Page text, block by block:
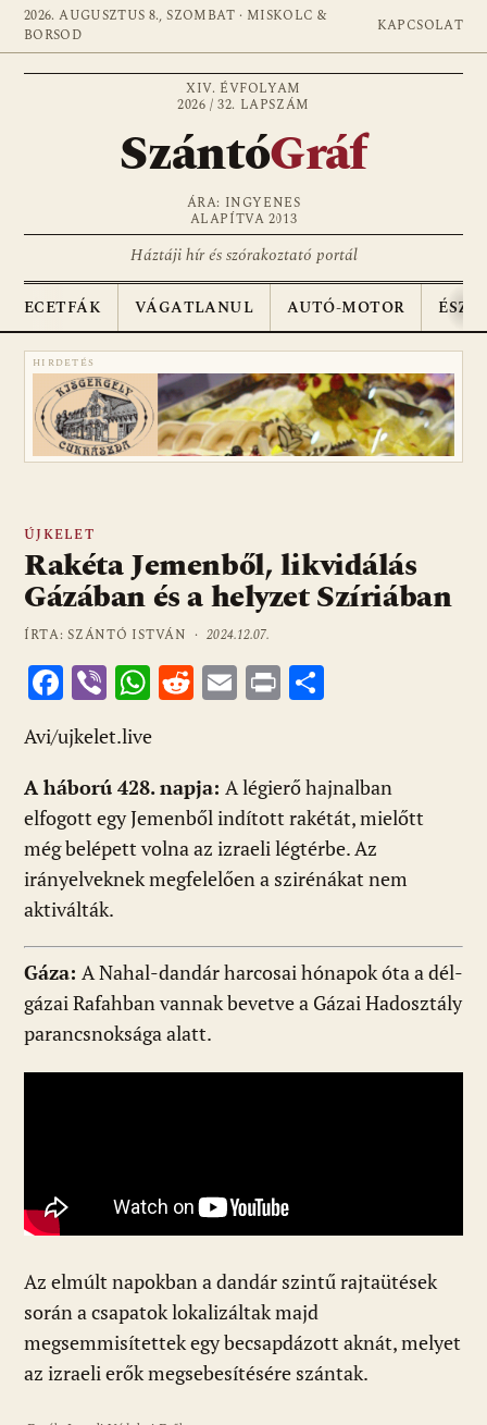
2026. AUGUSZTUS 8., SZOMBAT · MISKOLC &
BORSOD
KAPCSOLAT
XIV. ÉVFOLYAM
2026 / 32. LAPSZÁM
SzántóGráf
ÁRA: INGYENES
ALAPÍTVA 2013
Háztáji hír és szórakoztató portál
ECETFÁK VÁGATLANUL AUTÓ-MOTOR
HIRDETÉS
ÚJKELET
Rakéta Jemenből, likvidálás
Gázában és a helyzet Szíriában
ÍRTA: SZÁNTÓ ISTVÁN ·2024.12.07.
F
ac
e
b
o
o
k
Vi
b
er
W
at
s
A
p
p
R
di
t
E
l
Pr
m
e
g
Avi/ujkelet.live
A háború 428. napja: A légierő hajnalban
elfogott egy Jemenből indított rakétát, mielőtt
még belépett volna az izraeli légtérbe. Az
irányelveknek megfelelően a szirénákat nem
aktiválták.
Gáza: A Nahal-dandár harcosai hónapok óta a dél-
gázai Rafahban vannak bevetve a Gázai Hadosztály
parancsnoksága alatt.
Az elmúlt napokban a dandár szintű rajtaütések
során a csapatok lokalizáltak majd
megsemmisítettek egy becsapdázott aknát, melyet
az izraeli erők megsebesítésére szántak.